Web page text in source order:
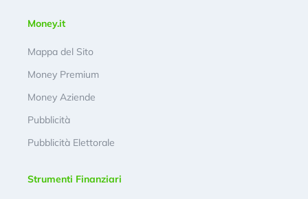
Money.it
Mappa del Sito
Money Premium
Money Aziende
Pubblicità
Pubblicità Elettorale
Strumenti Finanziari